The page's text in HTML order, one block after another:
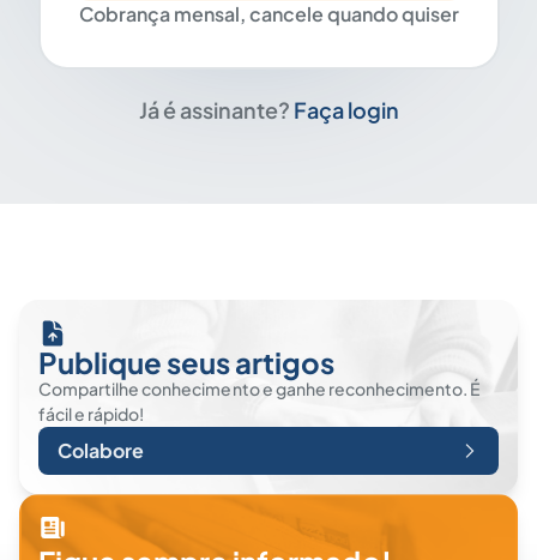
Cobrança mensal, cancele quando quiser
Já é assinante? Faça login
Publique seus artigos
Compartilhe conhecimento e ganhe reconhecimento. É
fácil e rápido!
Colabore